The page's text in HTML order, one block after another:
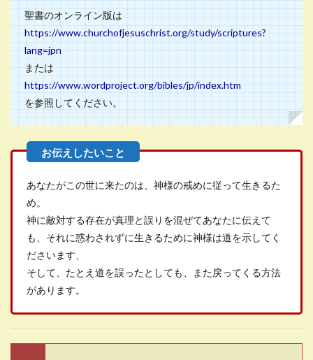
聖書のオンライン版は
https://www.churchofjesuschrist.org/study/scriptures?
lang=jpn
または
https://www.wordproject.org/bibles/jp/index.htm
を参照してください。
あなたがこの世に来たのは、神様の戒めに従って生きるた
め。
神に敵対する存在が真理と誤りを混ぜてあなたに伝えて
も、それに惑わされずに生きるために神様は道を示してく
ださいます、
そして、たとえ道を誤ったとしても、また戻ってくる方法
があります。